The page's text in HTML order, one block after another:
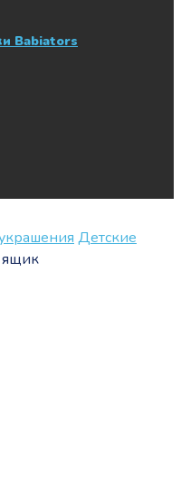
Babiators
Детские
ящик